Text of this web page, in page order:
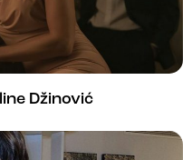
Džinović